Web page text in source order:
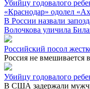
Убийцу годовалого
«Краснодар» одолел
В России назвали
Волочкова уличила
Российский посол
Россия не вмешивается
Убийцу годовалого
В США задержали